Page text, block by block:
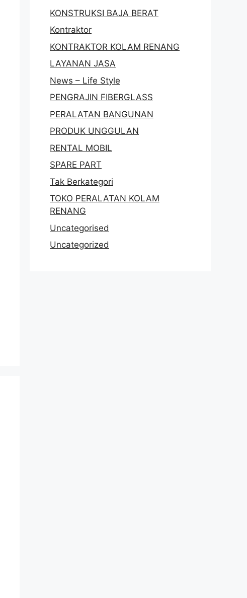
KONSTRUKSI BAJA BERAT
Kontraktor
KONTRAKTOR KOLAM RENANG
LAYANAN JASA
News – Life Style
PENGRAJIN FIBERGLASS
PERALATAN BANGUNAN
PRODUK UNGGULAN
RENTAL MOBIL
SPARE PART
Tak Berkategori
TOKO PERALATAN KOLAM
RENANG
Uncategorised
Uncategorized